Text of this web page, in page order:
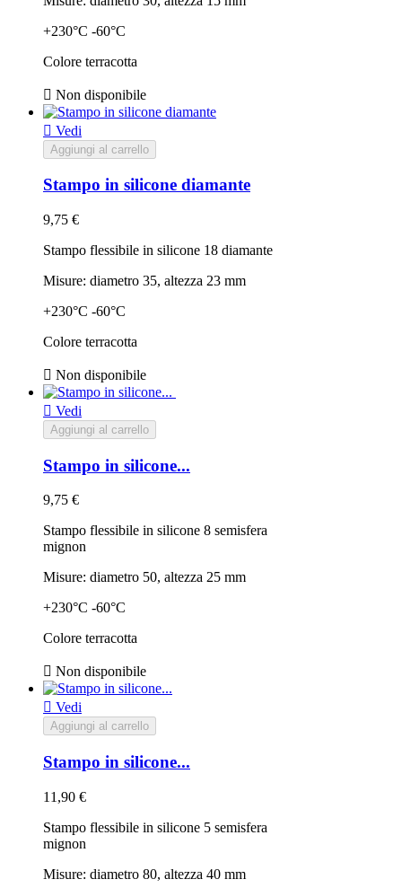
+230°C -60°C
Colore terracotta
 Non disponibile
 Vedi
Aggiungi al carrello
Stampo in silicone diamante
9,75 €
Stampo flessibile in silicone 18 diamante
Misure: diametro 35, altezza 23 mm
+230°C -60°C
Colore terracotta
 Non disponibile
 Vedi
Aggiungi al carrello
Stampo in silicone...
9,75 €
Stampo flessibile in silicone 8 semisfera
mignon
Misure: diametro 50, altezza 25 mm
+230°C -60°C
Colore terracotta
 Non disponibile
 Vedi
Aggiungi al carrello
Stampo in silicone...
11,90 €
Stampo flessibile in silicone 5 semisfera
mignon
Misure: diametro 80, altezza 40 mm